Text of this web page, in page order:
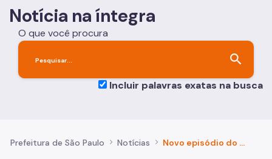
Notícia na íntegra
O que você procura
search
Incluir palavras exatas na busca
Prefeitura de São Paulo Notícias Novo episódio do SPlica mostra como acessar os serviços do Portal SP156